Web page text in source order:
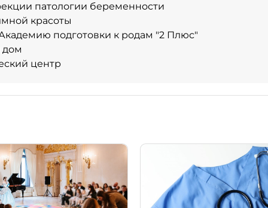
патологии беременности
красоты
подготовки к родам "2 Плюс"
дом
центр